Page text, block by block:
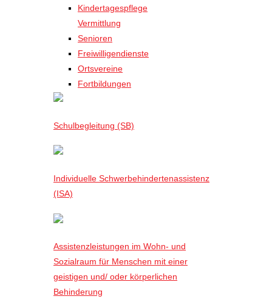
Kindertagespflege
Vermittlung
Senioren
Freiwilligendienste
Ortsvereine
Fortbildungen
Schulbegleitung (SB)
Individuelle Schwerbehindertenassistenz
(ISA)
Assistenzleistungen im Wohn- und
Sozialraum für Menschen mit einer
geistigen und/ oder körperlichen
Behinderung